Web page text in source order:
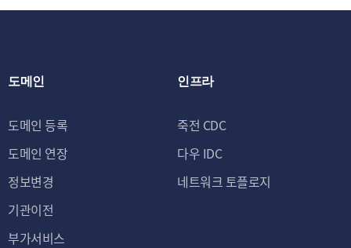
도메인
도메인 등록
도메인 연장
정보변경
기관이전
부가서비스
인프라
죽전 CDC
다우 IDC
네트워크 토플로지